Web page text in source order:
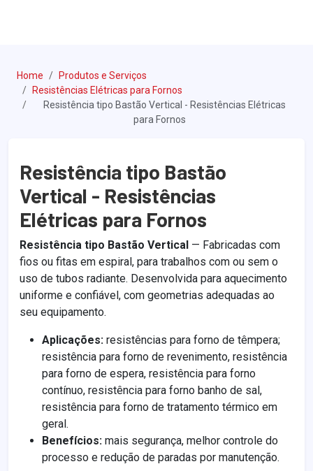
Home
Produtos e Serviços
Resistências Elétricas para Fornos
Resistência tipo Bastão Vertical - Resistências Elétricas
para Fornos
Resistência tipo Bastão
Vertical - Resistências
Elétricas para Fornos
Resistência tipo Bastão Vertical — Fabricadas com
fios ou fitas em espiral, para trabalhos com ou sem o
uso de tubos radiante. Desenvolvida para aquecimento
uniforme e confiável, com geometrias adequadas ao
seu equipamento.
Aplicações: resistências para forno de têmpera;
resistência para forno de revenimento, resistência
para forno de espera, resistência para forno
contínuo, resistência para forno banho de sal,
resistência para forno de tratamento térmico em
geral.
Benefícios: mais segurança, melhor controle do
processo e redução de paradas por manutenção.